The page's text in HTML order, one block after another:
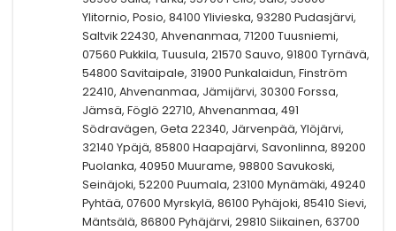
Ylitornio, Posio, 84100 Ylivieska, 93280 Pudasjärvi,
Saltvik 22430, Ahvenanmaa, 71200 Tuusniemi,
07560 Pukkila, Tuusula, 21570 Sauvo, 91800 Tyrnävä,
54800 Savitaipale, 31900 Punkalaidun, Finström
22410, Ahvenanmaa, Jämijärvi, 30300 Forssa,
Jämsä, Föglö 22710, Ahvenanmaa, 491
Södravägen, Geta 22340, Järvenpää, Ylöjärvi,
32140 Ypäjä, 85800 Haapajärvi, Savonlinna, 89200
Puolanka, 40950 Muurame, 98800 Savukoski,
Seinäjoki, 52200 Puumala, 23100 Mynämäki, 49240
Pyhtää, 07600 Myrskylä, 86100 Pyhäjoki, 85410 Sievi,
Mäntsälä, 86800 Pyhäjärvi, 29810 Siikainen, 63700